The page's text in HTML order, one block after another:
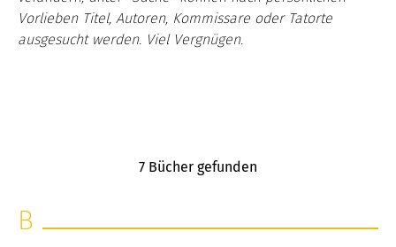
Vorlieben Titel, Autoren, Kommissare oder Tatorte
ausgesucht werden. Viel Vergnügen.
7 Bücher gefunden
B